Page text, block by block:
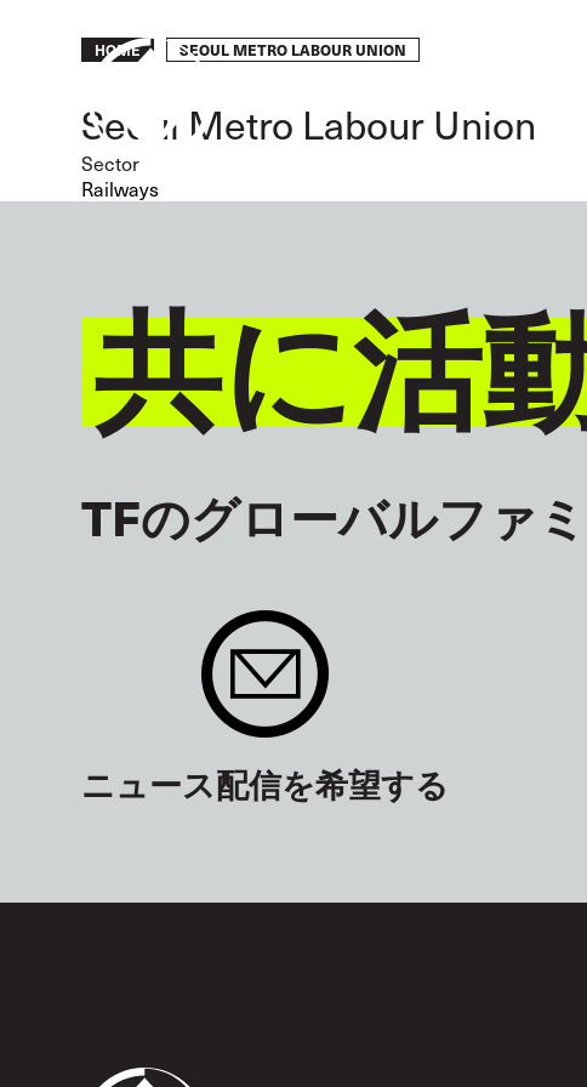
Breadcrumb
HOME SEOUL METRO LABOUR UNION
Seoul Metro Labour Union
Sector
Railways
共に活
TFのグローバルファ
ニュース配信を希望する